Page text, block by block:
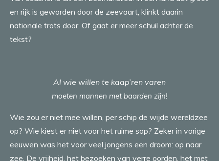
en rijk is geworden door de zeevaart, klinkt daarin
nationale trots door. Of gaat er meer schuil achter de
tekst?
Al wie willen te kaap’ren varen
moeten mannen met baarden zijn!
Wie zou er niet mee willen, per schip de wijde wereldzee
op? Wie kiest er niet voor het ruime sop? Zeker in vorige
eeuwen was het voor veel jongens een droom: op naar
zee. De vrijheid, het bezoeken van verre oorden, het met